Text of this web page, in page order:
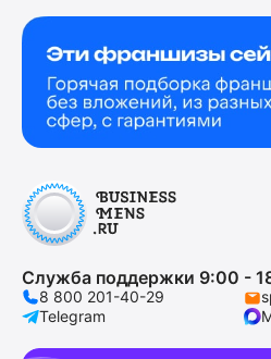
Служба поддержки 9:00 -
8 800 201-40-29
Telegram